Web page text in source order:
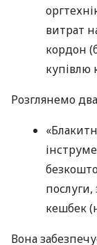
витрат
кордон
купівлю
Розглянемо
послуги,
кешбек
Вона